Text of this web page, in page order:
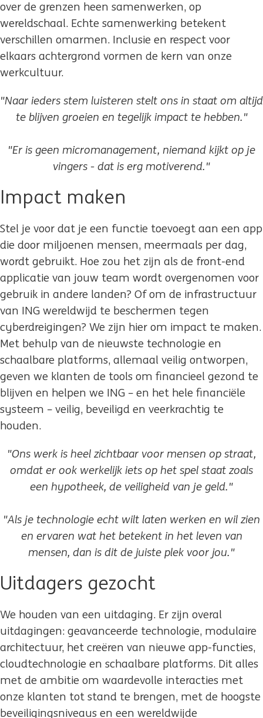
over de grenzen heen samenwerken, op
wereldschaal. Echte samenwerking betekent
verschillen omarmen. Inclusie en respect voor
elkaars achtergrond vormen de kern van onze
werkcultuur.
"Naar ieders stem luisteren stelt ons in staat om altijd
te blijven groeien en tegelijk impact te hebben."
"Er is geen micromanagement, niemand kijkt op je
vingers - dat is erg motiverend."
Impact maken
Stel je voor dat je een functie toevoegt aan een app
die door miljoenen mensen, meermaals per dag,
wordt gebruikt. Hoe zou het zijn als de front-end
applicatie van jouw team wordt overgenomen voor
gebruik in andere landen? Of om de infrastructuur
van ING wereldwijd te beschermen tegen
cyberdreigingen? We zijn hier om impact te maken.
Met behulp van de nieuwste technologie en
schaalbare platforms, allemaal veilig ontworpen,
geven we klanten de tools om financieel gezond te
blijven en helpen we ING – en het hele financiële
systeem – veilig, beveiligd en veerkrachtig te
houden.
"Ons werk is heel zichtbaar voor mensen op straat,
omdat er ook werkelijk iets op het spel staat zoals
een hypotheek, de veiligheid van je geld."
"Als je technologie echt wilt laten werken en wil zien
en ervaren wat het betekent in het leven van
mensen, dan is dit de juiste plek voor jou."
Uitdagers gezocht
We houden van een uitdaging. Er zijn overal
uitdagingen: geavanceerde technologie, modulaire
architectuur, het creëren van nieuwe app-functies,
cloudtechnologie en schaalbare platforms. Dit alles
met de ambitie om waardevolle interacties met
onze klanten tot stand te brengen, met de hoogste
beveiligingsniveaus en een wereldwijde